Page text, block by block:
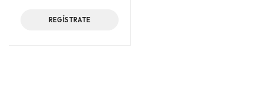
REGÍSTRATE